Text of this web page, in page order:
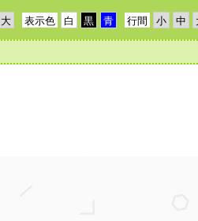
行間
表示色